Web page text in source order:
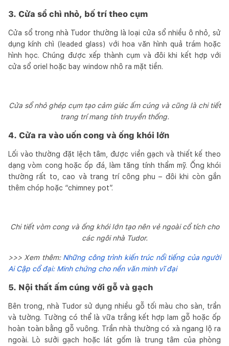
3. Cửa sổ chì nhỏ, bố trí theo cụm
Cửa sổ trong nhà Tudor thường là loại cửa sổ nhiều ô nhỏ, sử
dụng kính chì (leaded glass) với hoa văn hình quả trám hoặc
hình học. Chúng được xếp thành cụm và đôi khi kết hợp với
cửa sổ oriel hoặc bay window nhô ra mặt tiền.
Cửa sổ nhỏ ghép cụm tạo cảm giác ấm cúng và cũng là chi tiết
trang trí mang tính truyền thống.
4. Cửa ra vào uốn cong và ống khói lớn
Lối vào thường đặt lệch tâm, được viền gạch và thiết kế theo
dạng vòm cong hoặc ốp đá, làm tăng tính thẩm mỹ. Ống khói
thường rất to, cao và trang trí công phu – đôi khi còn gắn
thêm chóp hoặc “chimney pot”.
Chi tiết vòm cong và ống khói lớn tạo nên vẻ ngoài cổ tích cho
các ngôi nhà Tudor.
>>> Xem thêm: Những công trình kiến trúc nổi tiếng của người
Ai Cập cổ đại: Minh chứng cho nền văn minh vĩ đại
5. Nội thất ấm cúng với gỗ và gạch
Bên trong, nhà Tudor sử dụng nhiều gỗ tối màu cho sàn, trần
và tường. Tường có thể là vữa trắng kết hợp lam gỗ hoặc ốp
hoàn toàn bằng gỗ vuông. Trần nhà thường có xà ngang lộ ra
ngoài. Lò sưởi gạch hoặc lát gốm là trung tâm của phòng